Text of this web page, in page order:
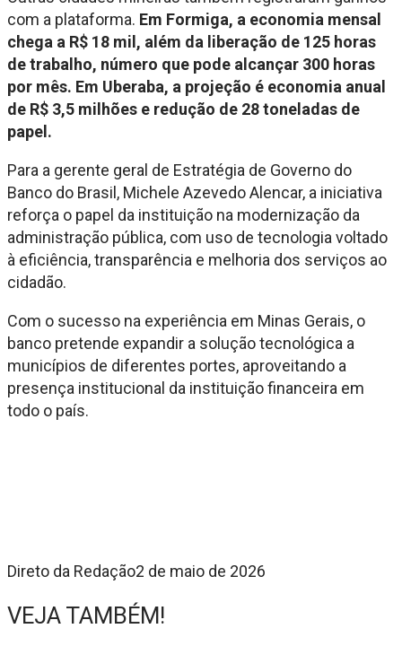
com a plataforma. Em Formiga, a economia mensal
chega a R$ 18 mil, além da liberação de 125 horas
de trabalho, número que pode alcançar 300 horas
por mês. Em Uberaba, a projeção é economia anual
de R$ 3,5 milhões e redução de 28 toneladas de
papel.
Para a gerente geral de Estratégia de Governo do
Banco do Brasil, Michele Azevedo Alencar, a iniciativa
reforça o papel da instituição na modernização da
administração pública, com uso de tecnologia voltado
à eficiência, transparência e melhoria dos serviços ao
cidadão.
Com o sucesso na experiência em Minas Gerais, o
banco pretende expandir a solução tecnológica a
municípios de diferentes portes, aproveitando a
presença institucional da instituição financeira em
todo o país.
Direto da Redação2 de maio de 2026
VEJA TAMBÉM!